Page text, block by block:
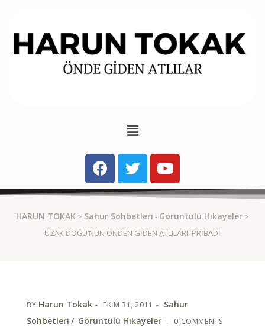
HARUN TOKAK > Sahur Sohbetleri - Görüntülü Hikayeler >
UZAK DOĞU’NUN ÖNDEN GIDEN ATLILARI: PRIBADI
BY Harun Tokak EKIM 31, 2011
Sahur
Sohbetleri
Görüntülü Hikayeler 0 COMMENTS